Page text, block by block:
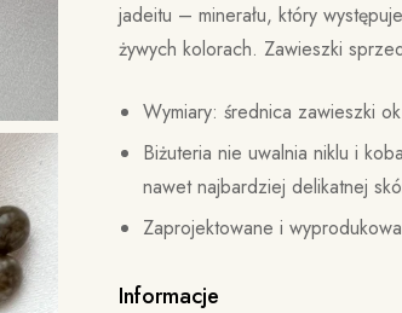
jadeitu – minerału, który
żywych kolorach. Zawieszki
Wymiary: średnica zawieszki
Biżuteria nie uwalnia niklu i
nawet najbardziej delikatnej
Zaprojektowane i
Informacje